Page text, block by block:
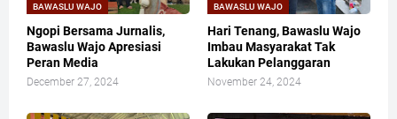
BAWASLU WAJO
Ngopi Bersama Jurnalis,
Bawaslu Wajo Apresiasi
Peran Media
December 27, 2024
BAWASLU WAJO
Hari Tenang, Bawaslu Wajo
Imbau Masyarakat Tak
Lakukan Pelanggaran
November 24, 2024